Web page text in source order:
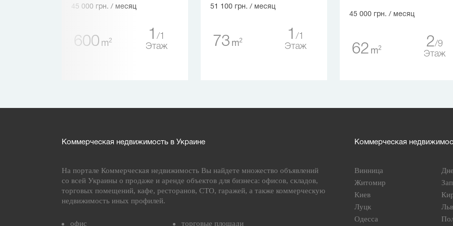
45 000 грн. / месяц
600 m2 1
1
Этаж
51 100 грн. / месяц
73 m2 1
1
Этаж
45 000 грн. / месяц
62 m2 2 9
Этаж
Коммерческая недвижимость в Украине
На портале Коммерческая недвижимость Вы найдете множество объявлений
со всей Украины о продаже и аренде объектов для бизнеса: офисов, складов,
торговых помещений, кафе, ресторанов, СТО, гаражей, а также коммерческую
недвижимость иных профилей.
офис торговые площади
Коммерческая
Винница
Житомир
Киев
Луцк
Одесса